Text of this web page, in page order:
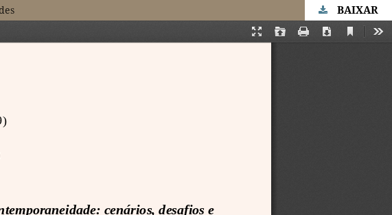
BAIXAR